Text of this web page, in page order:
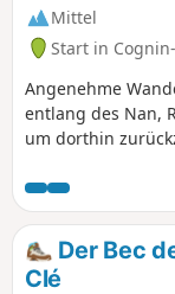
Mittel
Start in
Angenehme
entlang des Nan,
um dorthin
man die Kühle des
Der Bec
Clé